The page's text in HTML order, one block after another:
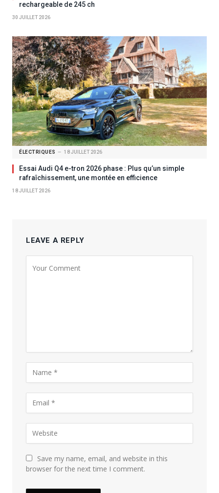
rechargeable de 245 ch
30 JUILLET 2026
ÉLECTRIQUES 18 JUILLET 2026
Essai Audi Q4 e-tron 2026 phase : Plus qu’un simple
rafraîchissement, une montée en efficience
18 JUILLET 2026
LEAVE A REPLY
Save my name, email, and website in this
browser for the next time I comment.